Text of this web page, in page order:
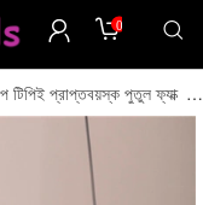
0
প্রাপ্তবয়স্ক পুতুল ফ্যাক্টরি